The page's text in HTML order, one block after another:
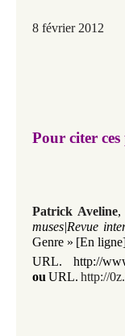
8 février 2012
Pour citer ces
Patrick Aveline,
muses|Revue
Genre » [En
URL.
http://
ou URL. http://